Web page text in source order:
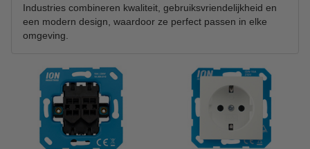
Industries combineren kwaliteit, gebruiksvriendelijkheid en
een modern design, waardoor ze perfect passen in elke
omgeving.